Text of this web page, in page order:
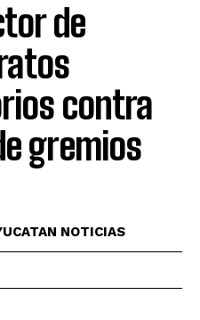
de
contra
gremios
NOTICIAS